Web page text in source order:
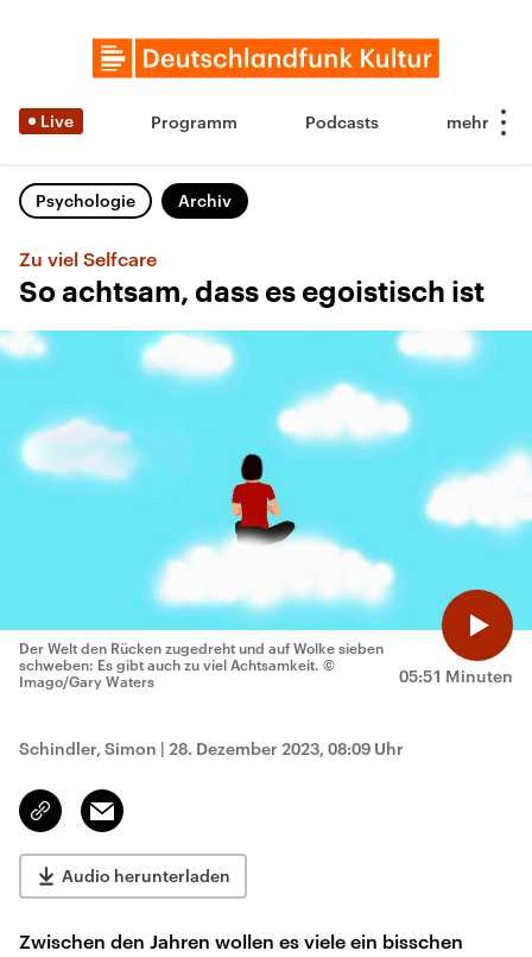
Live Programm Podcasts
Psychologie Archiv
Zu viel Selfcare
So achtsam, dass es egoistisch ist
05:51 Minuten
Der Welt den Rücken zugedreht und auf Wolke sieben
schweben: Es gibt auch zu viel Achtsamkeit. ©
Imago/Gary Waters
Schindler, Simon | 28. Dezember 2023, 08:09 Uhr
Link
kopieren/teilen
Email
Audio herunterladen
Zwischen den Jahren wollen es viele ein bisschen